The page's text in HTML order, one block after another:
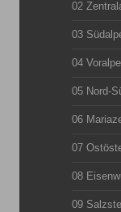
02
03
04
05 Nord-
06
07
08
09